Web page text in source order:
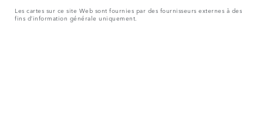
Les cartes sur ce site Web sont fournies par des fournisseurs externes à des
fins d’information générale uniquement.